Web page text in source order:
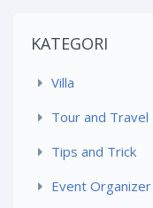
KATEGORI
Villa
Tour and Travel
Tips and Trick
Event Organizer